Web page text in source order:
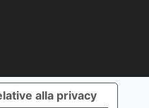
alla privacy